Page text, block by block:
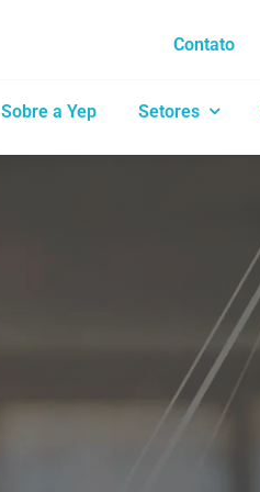
Contato
Sobre a Yep Setores